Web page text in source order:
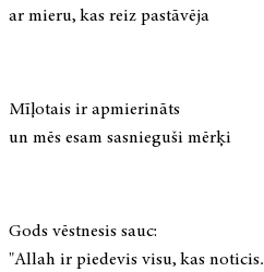
ar mieru, kas reiz pastāvēja
Mīļotais ir apmierināts
un mēs esam sasnieguši mērķi
Gods vēstnesis sauc:
"Allah ir piedevis visu, kas